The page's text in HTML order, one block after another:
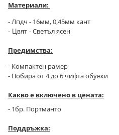
Материали:
- Лпдч - 16мм, 0,45мм кант
- Цвят - Светъл ясен
Предимства:
- Компактен рамер
- Побира от 4 до 6 чифта обувки
Какво е включено в цената:
- 1бр. Портманто
Поддръжка: